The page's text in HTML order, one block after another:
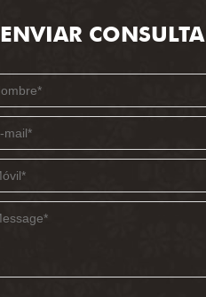
ENVIAR CONSULTA